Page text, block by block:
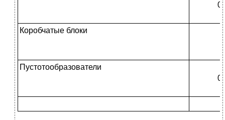
Коробчатые блоки
Пустотообразователи